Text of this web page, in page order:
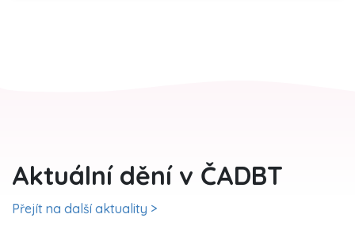
Aktuální dění v ČADBT
Přejít na další aktuality >